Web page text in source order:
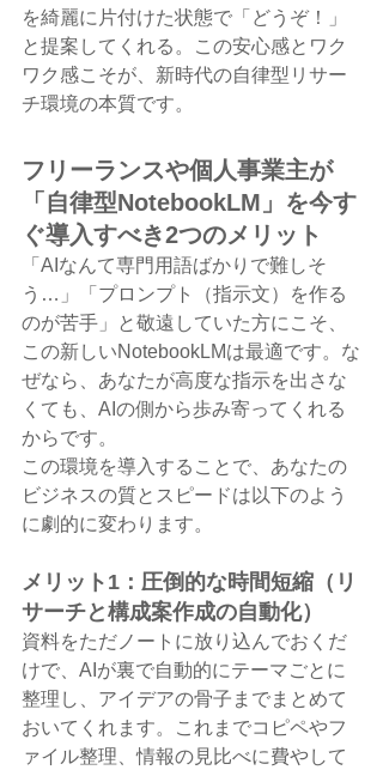
を綺麗に片付けた状態で「どうぞ！」
と提案してくれる。この安心感とワク
ワク感こそが、新時代の自律型リサー
チ環境の本質です。
フリーランスや個人事業主が
「自律型NotebookLM」を今す
ぐ導入すべき2つのメリット
「AIなんて専門用語ばかりで難しそ
う…」「プロンプト（指示文）を作る
のが苦手」と敬遠していた方にこそ、
この新しいNotebookLMは最適です。な
ぜなら、あなたが高度な指示を出さな
くても、AIの側から歩み寄ってくれる
からです。
この環境を導入することで、あなたの
ビジネスの質とスピードは以下のよう
に劇的に変わります。
メリット1：圧倒的な時間短縮（リ
サーチと構成案作成の自動化）
資料をただノートに放り込んでおくだ
けで、AIが裏で自動的にテーマごとに
整理し、アイデアの骨子までまとめて
おいてくれます。これまでコピペやフ
ァイル整理、情報の見比べに費やして